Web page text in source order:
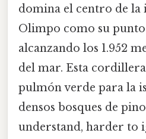
domina el centro de la
Olimpo como su punto
alcanzando los 1.952
del mar. Esta
pulmón verde para la
densos bosques de
understand, harder to